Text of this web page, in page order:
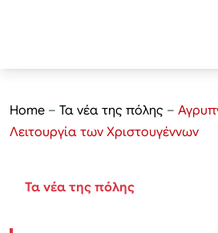
Home – Τα νέα της πόλης –
Λειτουργία των Χριστουγέννων
Τα νέα της πόλης